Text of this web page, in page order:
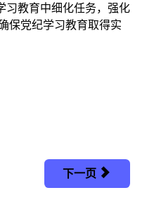
习教育中细化任务，强化
保党纪学习教育取得实
下一页